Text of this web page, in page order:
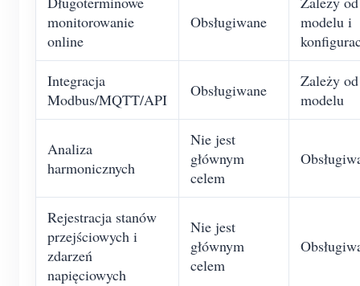
monitorowanie
online
Obsługiwane
modelu i
Integracja
Modbus/MQTT/API
Obsługiwane
Zależy od
modelu
Analiza
harmonicznych
Nie jest
głównym
celem
Rejestracja stanów
przejściowych i
zdarzeń
napięciowych
Nie jest
głównym
celem